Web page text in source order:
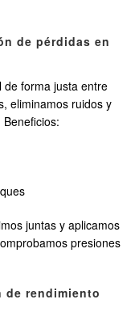
de pérdidas en
de forma justa entre
eliminamos ruidos y
juntas y aplicamos
presiones
rendimiento